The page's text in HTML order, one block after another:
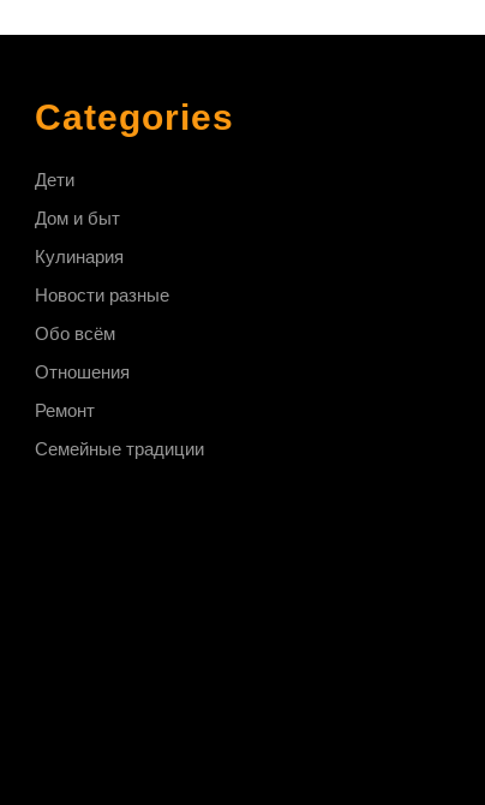
Categories
Дети
Дом и быт
Кулинария
Новости разные
Обо всём
Отношения
Ремонт
Семейные традиции